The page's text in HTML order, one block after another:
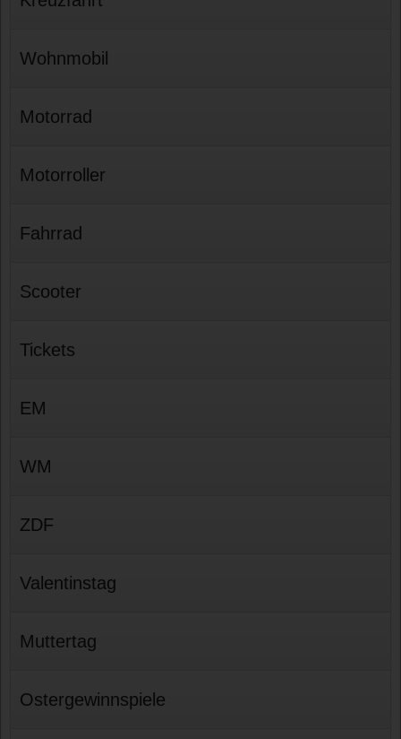
Wohnmobil
Motorrad
Motorroller
Fahrrad
Scooter
Tickets
EM
WM
ZDF
Valentinstag
Muttertag
Ostergewinnspiele